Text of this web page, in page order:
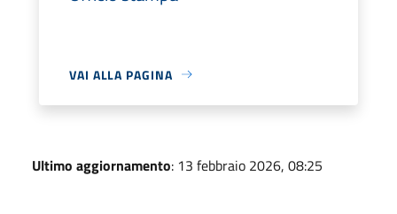
VAI ALLA PAGINA
Ultimo aggiornamento: 13 febbraio 2026, 08:25